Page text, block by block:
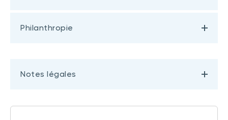
Philanthropie
Notes légales